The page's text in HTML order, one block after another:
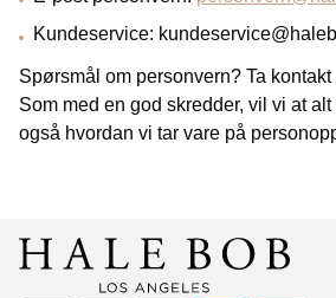
Kundeservice:
Spørsmål om personvern? Ta
Som med en god skredder, vil vi at
også hvordan vi tar vare på